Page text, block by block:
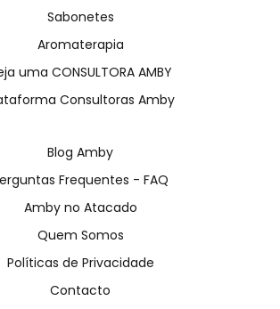
Sabonetes
Aromaterapia
uma CONSULTORA AMBY
Consultoras Amby
Blog Amby
Frequentes - FAQ
Amby no Atacado
Quem Somos
Políticas de Privacidade
Contacto